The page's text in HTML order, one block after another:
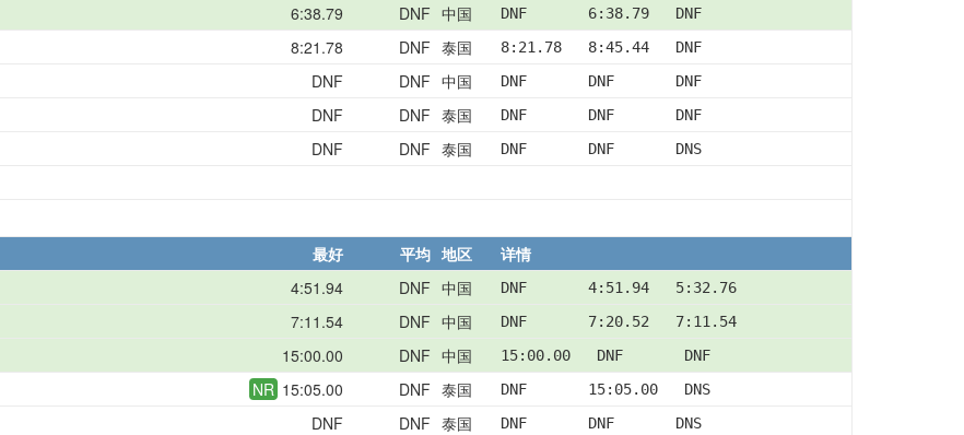
6:38.79 DNF 中国 DNF       6:38.79   DNF
8:21.78 DNF 泰国 8:21.78   8:45.44   DNF
DNF DNF 中国 DNF       DNF       DNF
DNF DNF 泰国 DNF       DNF       DNF
DNF DNF 泰国 DNF       DNF       DNS
最好 平均 地区
详情
4:51.94 DNF 中国 DNF       4:51.94   5:32.76
7:11.54 DNF 中国 DNF       7:20.52   7:11.54
15:00.00 DNF 中国 15:00.00   DNF       DNF
NR 15:05.00 DNF 泰国 DNF       15:05.00   DNS
DNF DNF 泰国 DNF       DNF       DNS